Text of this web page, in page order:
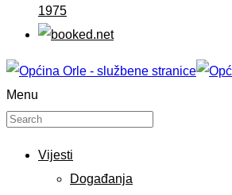
1975
Menu
Vijesti
Događanja